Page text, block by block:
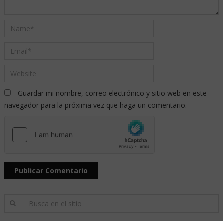
Guardar mi nombre, correo electrónico y sitio web en este
navegador para la próxima vez que haga un comentario.